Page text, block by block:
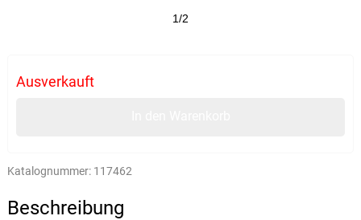
1/2
Ausverkauft
Katalognummer: 117462
Beschreibung